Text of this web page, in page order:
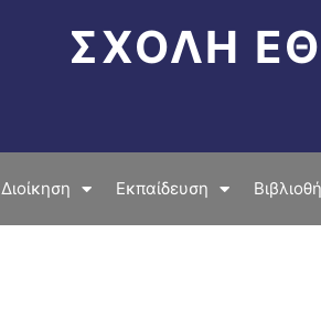
ΣΧΟΛΗ
Διοίκηση Εκπαίδευση